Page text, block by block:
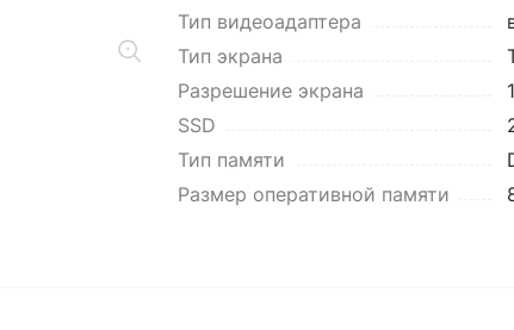
Тип видеоадаптера
Тип экрана
Разрешение экрана
SSD
Тип памяти
Размер оперативной памяти